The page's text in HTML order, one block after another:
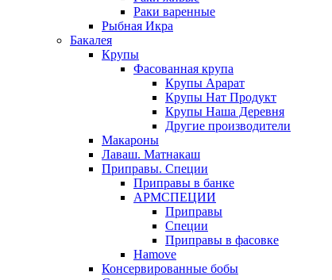
Раки варенные
Рыбная Икра
Бакалея
Крупы
Фасованная крупа
Крупы Арарат
Крупы Нат Продукт
Крупы Наша Деревня
Другие производители
Макароны
Лаваш. Матнакаш
Приправы. Специи
Приправы в банке
АРМСПЕЦИИ
Приправы
Специи
Приправы в фасовке
Hamove
Консервированные бобы